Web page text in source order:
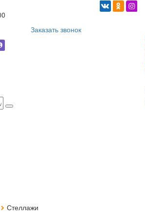
Заказать звонок
Стеллажи